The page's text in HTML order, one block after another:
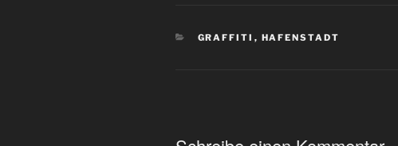
KATEGORIEN
GRAFFITI , HAFENSTADT